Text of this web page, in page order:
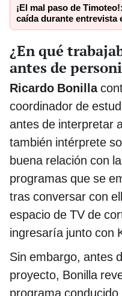
¡El mal paso de
caída durante entrevista
¿En qué
antes de
Ricardo Bonilla
coordinador de
antes de interpretar
también intérprete
buena relación con
programas que se
tras conversar con
espacio de TV de
ingresaría junto con
Sin embargo, antes
proyecto, Bonilla
programa